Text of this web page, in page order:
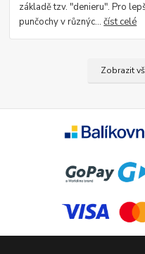
základě tzv. "denieru". Pro
punčochy v různýc...číst celé
Zobrazit